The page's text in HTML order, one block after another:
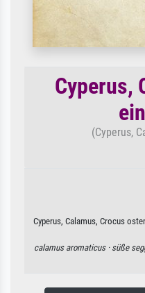
Cyperus,
(Cyperus,
Cyperus, Calamus, Crocus
calamus aromaticus · süße